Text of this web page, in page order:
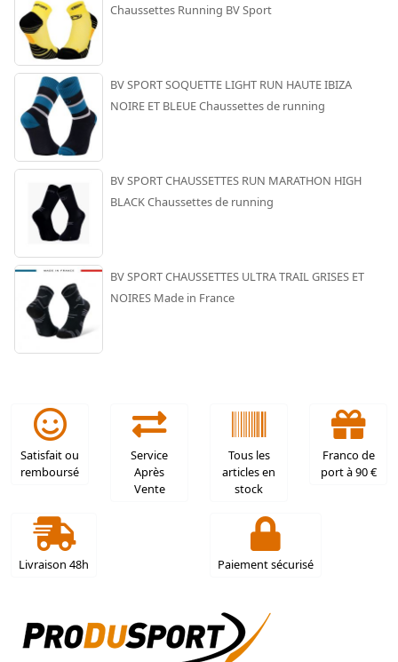
Chaussettes Running BV Sport
BV SPORT SOQUETTE LIGHT RUN HAUTE IBIZA
NOIRE ET BLEUE Chaussettes de running
BV SPORT CHAUSSETTES RUN MARATHON HIGH
BLACK Chaussettes de running
BV SPORT CHAUSSETTES ULTRA TRAIL GRISES ET
NOIRES Made in France
Satisfait ou
remboursé
Service
Après
Vente
Tous les
articles en
stock
Franco de
port à 90 €
Livraison 48h Paiement sécurisé